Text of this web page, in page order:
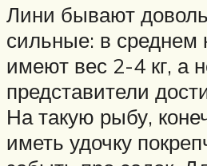
Лини бывают
сильные: в среднем
имеют вес 2-4 кг, а
представители
На такую рыбу,
иметь удочку